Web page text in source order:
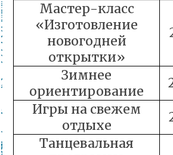
Мастер-класс
«Изготовление
новогодней
открытки»
Зимнее
ориентирование
Игры на свежем
отдыхе
Танцевальная